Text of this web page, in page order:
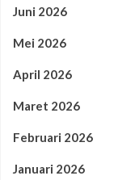
Juni 2026
Mei 2026
April 2026
Maret 2026
Februari 2026
Januari 2026